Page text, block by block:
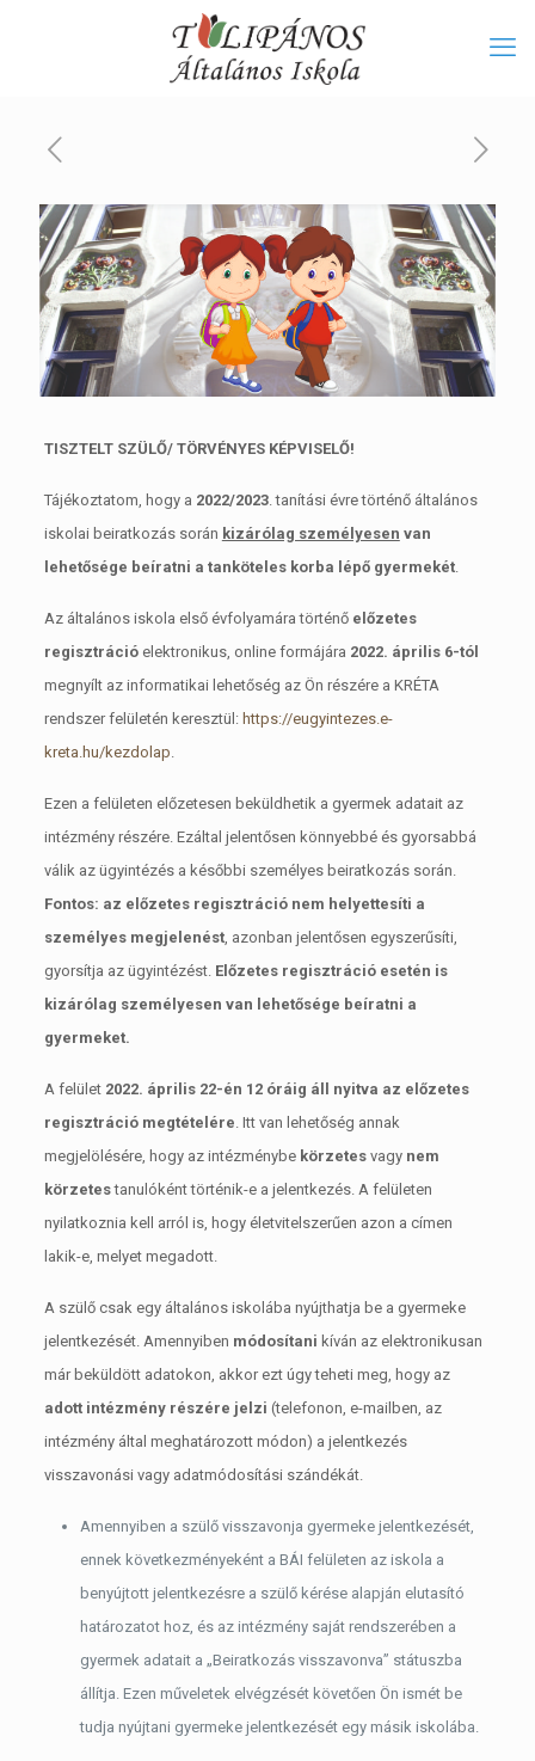
TISZTELT SZÜLŐ/ TÖRVÉNYES KÉPVISELŐ!
Tájékoztatom, hogy a 2022/2023. tanítási évre történő általános
iskolai beiratkozás során kizárólag személyesen van
lehetősége beíratni a tanköteles korba lépő gyermekét.
Az általános iskola első évfolyamára történő előzetes
regisztrációelektronikus, online formájára 2022. április 6-tól
megnyílt az informatikai lehetőség az Ön részére a KRÉTA
rendszer felületén keresztül: https://eugyintezes.e-
kreta.hu/kezdolap
Ezen a felületen előzetesen beküldhetik a gyermek adatait az
intézmény részére. Ezáltal jelentősen könnyebbé és gyorsabbá
válik az ügyintézés a későbbi személyes beiratkozás során.
Fontos: az előzetes regisztráció nem helyettesíti a
személyes megjelenést, azonban jelentősen egyszerűsíti,
gyorsítja az ügyintézést. Előzetes regisztráció esetén is
kizárólag személyesen van lehetősége beíratni a
gyermeket.
A felület 2022. április 22-én 12 óráig áll nyitva az előzetes
regisztráció megtételére . Itt van lehetőség annak
megjelölésére, hogy az intézménybe körzetesvagy nem
körzetestanulóként történik-e a jelentkezés. A felületen
nyilatkoznia kell arról is, hogy életvitelszerűen azon a címen
lakik-e, melyet megadott.
A szülő csak egy általános iskolába nyújthatja be a gyermeke
jelentkezését. Amennyiben módosítani kíván az elektronikusan
már beküldött adatokon, akkor ezt úgy teheti meg, hogy az
adott intézmény részére jelzi (telefonon, e-mailben, az
intézmény által meghatározott módon) a jelentkezés
visszavonási vagy adatmódosítási szándékát.
Amennyiben a szülő visszavonja gyermeke jelentkezését,
ennek következményeként a BÁI felületen az iskola a
benyújtott jelentkezésre a szülő kérése alapján elutasító
határozatot hoz, és az intézmény saját rendszerében a
gyermek adatait a „Beiratkozás visszavonva” státuszba
állítja. Ezen műveletek elvégzését követően Ön ismét be
tudja nyújtani gyermeke jelentkezését egy másik iskolába.